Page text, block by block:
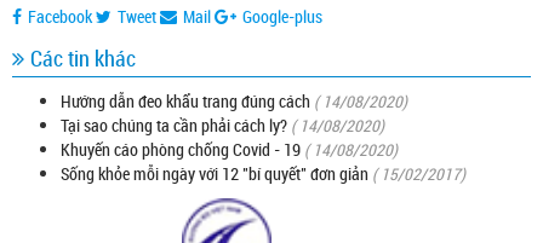
Facebook Tweet Mail Google-plus
Các tin khác
Hướng dẫn đeo khẩu trang đúng cách ( 14/08/2020)
Tại sao chúng ta cần phải cách ly? ( 14/08/2020)
Khuyến cáo phòng chống Covid - 19 ( 14/08/2020)
Sống khỏe mỗi ngày với 12 "bí quyết" đơn giản ( 15/02/2017)